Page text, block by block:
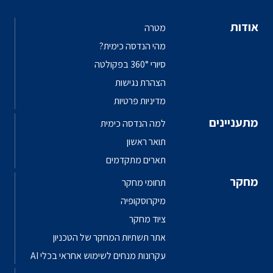
אודות
מטרה
מהי הנדסה כימית?
סיורי 360° בפקולטה
הצהרת נגישות
מדיניות פרטיות
מתעניינים
למה הנדסה כימית
תואר ראשון
תארים מתקדמים
מחקר
תחומי מחקר
מיקרוסקופיה
ציוד מחקר
אתר תשתיות המחקר של הטכניון
עקרונות מנחים לשימוש אחראי בכלי AI